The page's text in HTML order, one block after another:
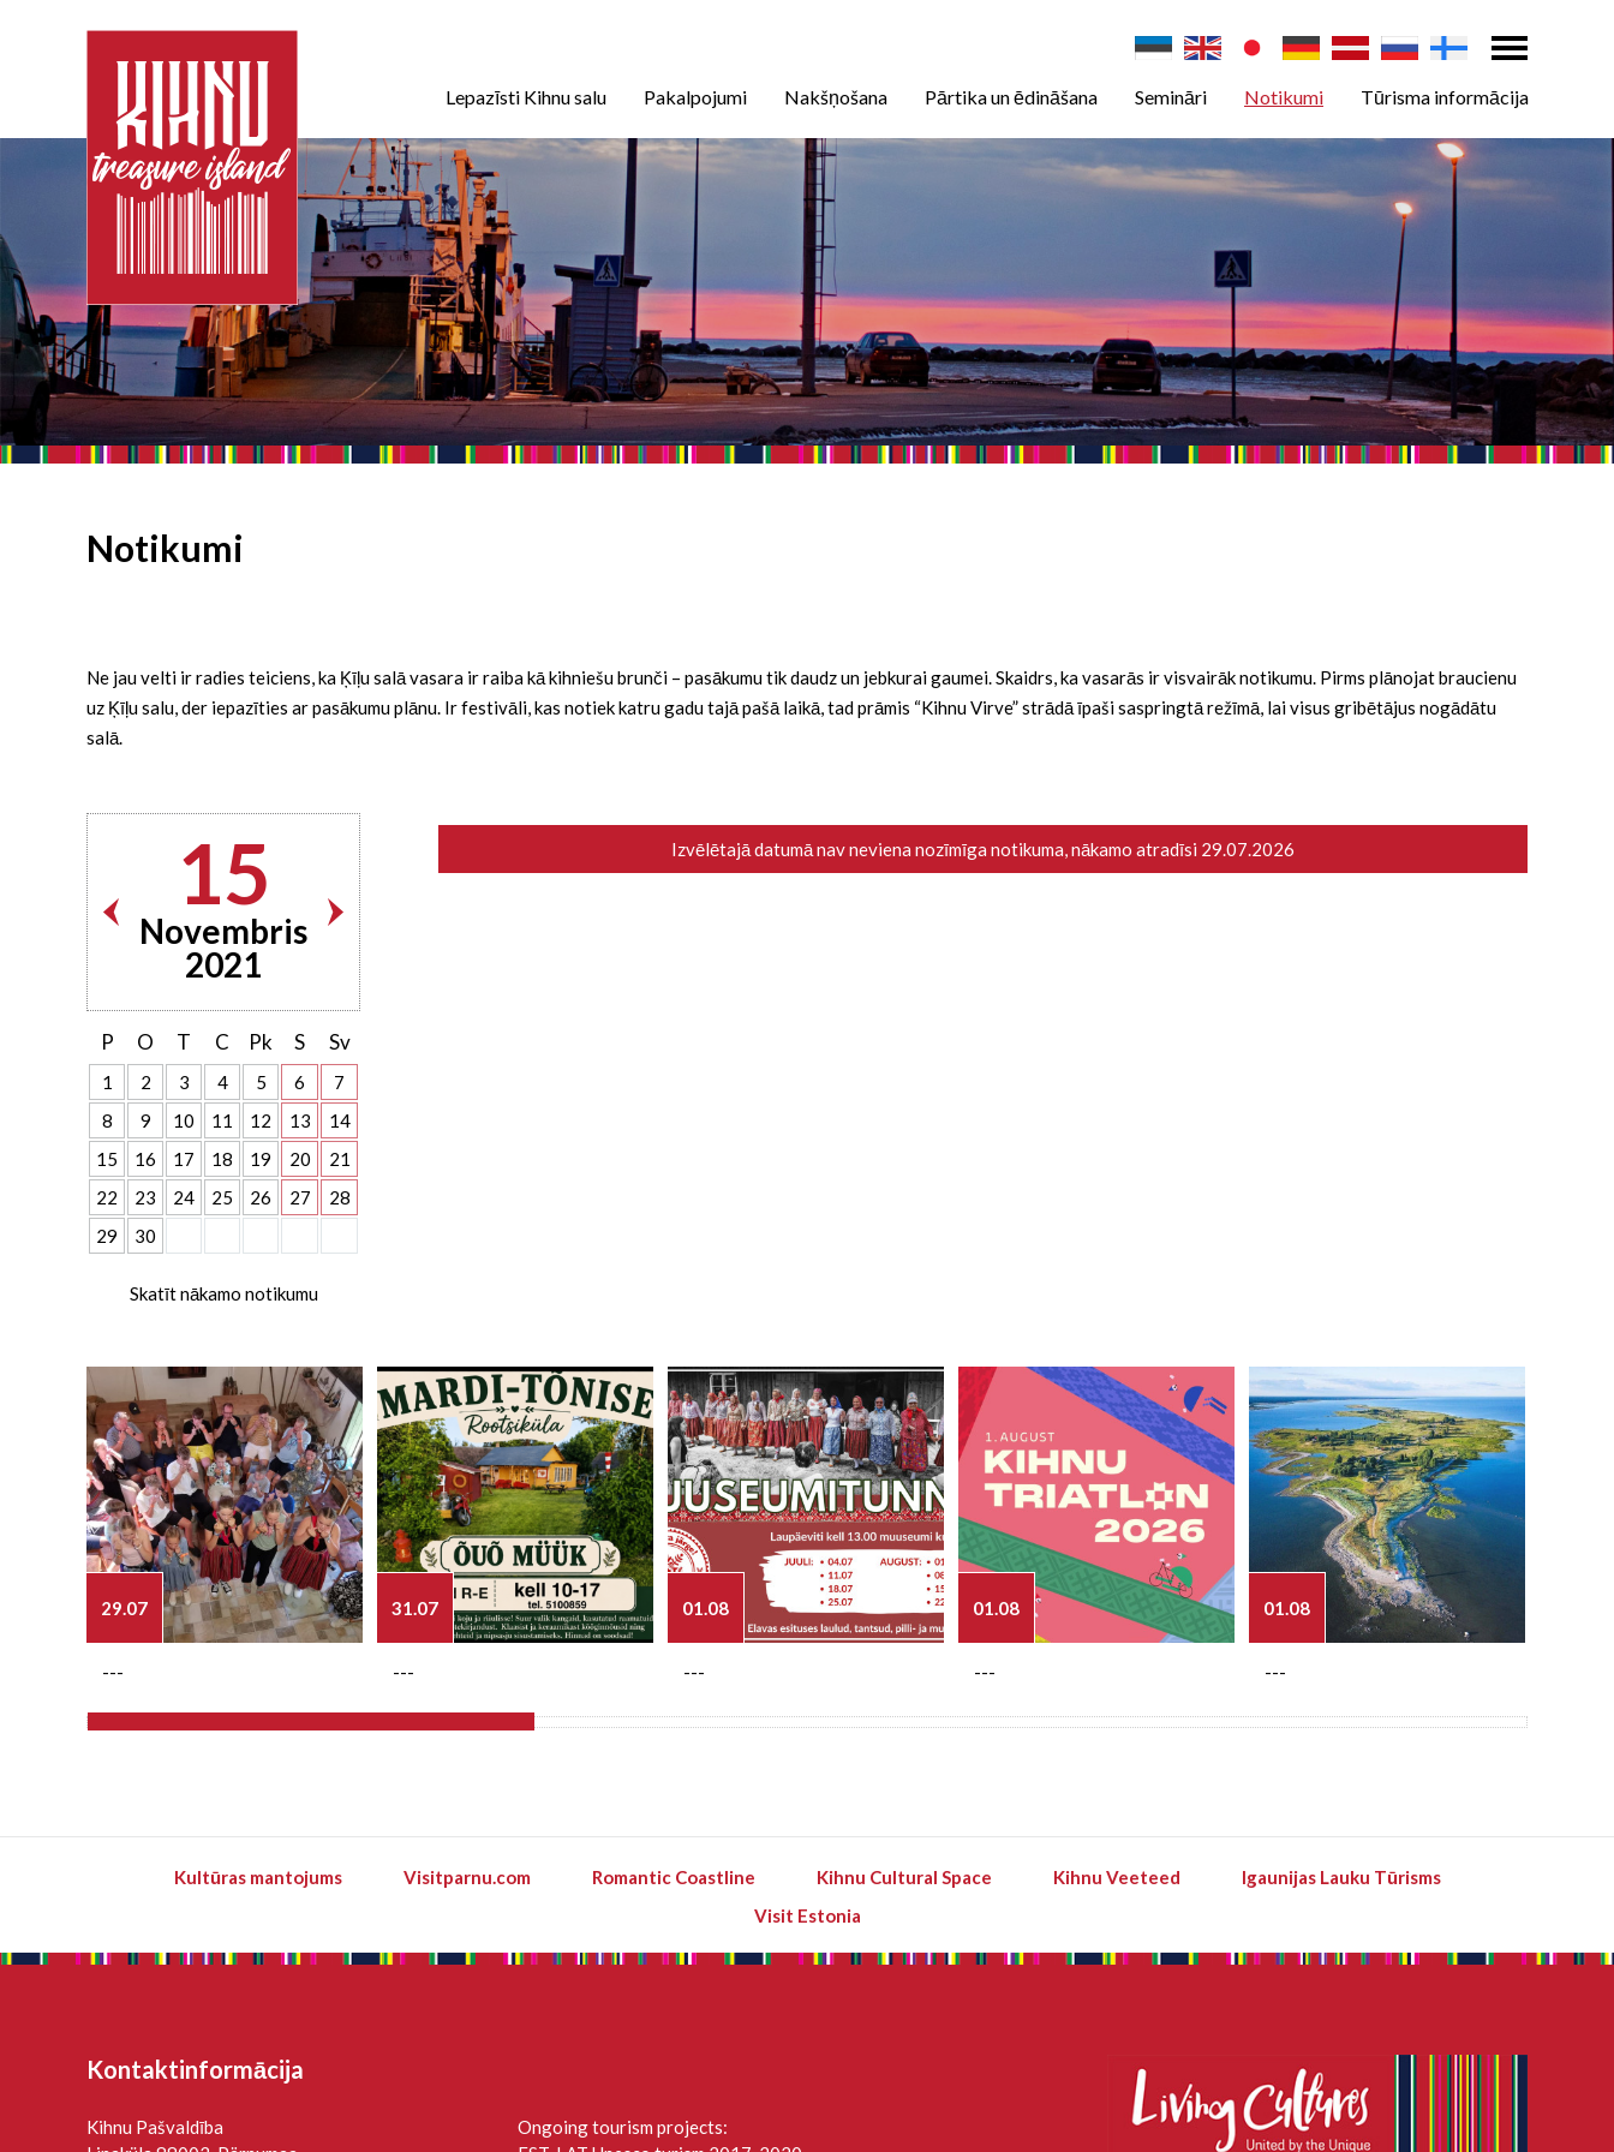
Lepazīsti Kihnu salu Pakalpojumi Nakšņošana Pārtika un ēdināšana Semināri Notikumi Tūrisma informācija
Notikumi
Ne jau velti ir radies teiciens, ka Ķīļu salā vasara ir raiba kā kihniešu brunči – pasākumu tik daudz un jebkurai gaumei. Skaidrs, ka vasarās ir visvairāk notikumu. Pirms plānojat braucienu
uz Ķīļu salu, der iepazīties ar pasākumu plānu. Ir festivāli, kas notiek katru gadu tajā pašā laikā, tad prāmis “Kihnu Virve” strādā īpaši saspringtā režīmā, lai visus gribētājus nogādātu
salā.
15
Novembris
2021
P O T C Pk S Sv
1 2 3 4 5 6
7
8
9 10 11 12 13
14
15
16 17 18 19 20
21
22
23 24 25 26 27
28
29
30
Skatīt nākamo notikumu
Izvēlētajā datumā nav neviena nozīmīga notikuma, nākamo atradīsi 29.07.2026
29.07
---
31.07
---
01.08
---
01.08
---
01.08
---
Kultūras mantojums Visitparnu.com Romantic Coastline Kihnu Cultural Space Kihnu Veeteed
Igaunijas Lauku Tūrisms
Visit Estonia
Kontaktinformācija
Kihnu Pašvaldība
Ongoing tourism projects: